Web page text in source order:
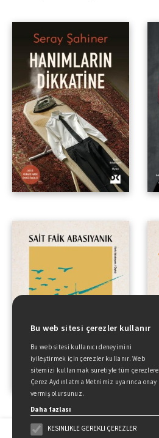
Bu web sitesi çerezler kullanır
Bu web sitesi kullanıcı deneyimini
iyileştirmek için çerezler kullanır. Web
sitemizi kullanmak suretiyle tüm çerezlere
Çerez Aydınlatma Metnimiz uyarınca onay
vermiş olursunuz.
Daha fazlası
KESINLIKLE GEREKLI ÇEREZLER